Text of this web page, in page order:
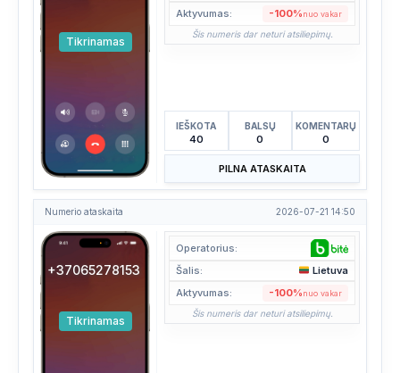
Tikrinamas
Aktyvumas:
-100%nuo vakar
Šis numeris dar neturi atsiliepimų.
IEŠKOTA
40
BALSŲ
0
KOMENTARŲ
0
PILNA ATASKAITA
Numerio ataskaita 2026-07-21 14:50
+37065278153
Tikrinamas
Operatorius:
Šalis:
Lietuva
Aktyvumas:
-100%nuo vakar
Šis numeris dar neturi atsiliepimų.